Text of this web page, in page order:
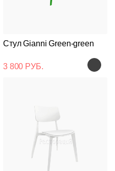
Стул Gianni Green-green
3 800 РУБ.